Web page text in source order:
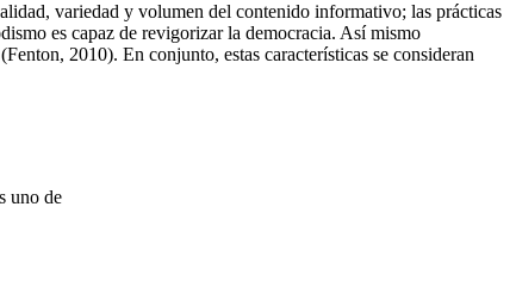
variedad y volumen del contenido informativo; las prácticas
es capaz de revigorizar la democracia. Así mismo
2010). En conjunto, estas características se consideran
uno de